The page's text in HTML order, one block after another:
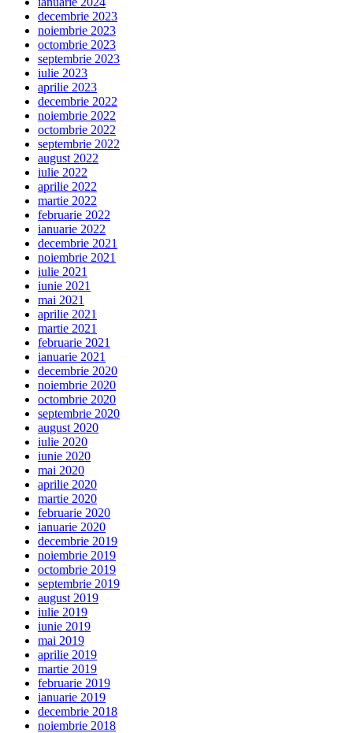
decembrie 2023
noiembrie 2023
octombrie 2023
septembrie 2023
iulie 2023
aprilie 2023
decembrie 2022
noiembrie 2022
octombrie 2022
septembrie 2022
august 2022
iulie 2022
aprilie 2022
martie 2022
februarie 2022
ianuarie 2022
decembrie 2021
noiembrie 2021
iulie 2021
iunie 2021
mai 2021
aprilie 2021
martie 2021
februarie 2021
ianuarie 2021
decembrie 2020
noiembrie 2020
octombrie 2020
septembrie 2020
august 2020
iulie 2020
iunie 2020
mai 2020
aprilie 2020
martie 2020
februarie 2020
ianuarie 2020
decembrie 2019
noiembrie 2019
octombrie 2019
septembrie 2019
august 2019
iulie 2019
iunie 2019
mai 2019
aprilie 2019
martie 2019
februarie 2019
ianuarie 2019
decembrie 2018
noiembrie 2018